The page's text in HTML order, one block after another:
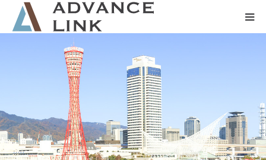
会社概要
ネット保険
事業保険